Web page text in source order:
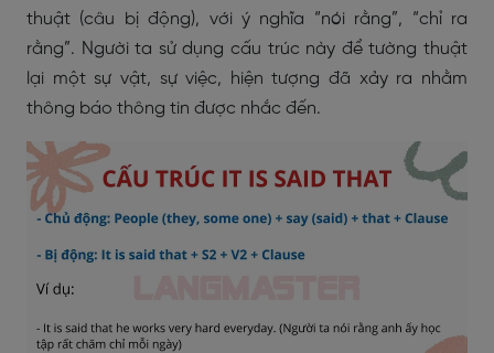
thuật (câu bị động), với ý nghĩa “nói rằng”, “chỉ ra
rằng”. Người ta sử dụng cấu trúc này để tường thuật
lại một sự vật, sự việc, hiện tượng đã xảy ra nhằm
thông báo thông tin được nhắc đến.